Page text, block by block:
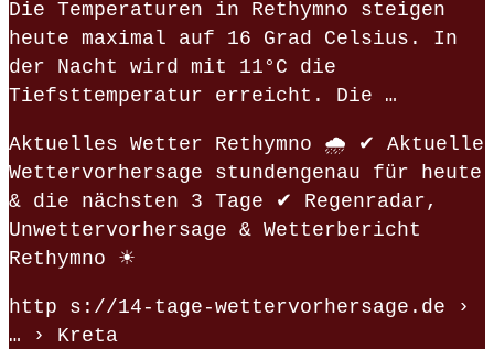
Die Temperaturen in Rethymno steigen
heute maximal auf 16 Grad Celsius. In
der Nacht wird mit 11°C die
Tiefsttemperatur erreicht. Die …
Aktuelles Wetter Rethymno 🌧️ ✔ Aktuelle
Wettervorhersage stundengenau für heute
& die nächsten 3 Tage ✔ Regenradar,
Unwettervorhersage & Wetterbericht
Rethymno ☀
http s://14-tage-wettervorhersage.de ›
… › Kreta